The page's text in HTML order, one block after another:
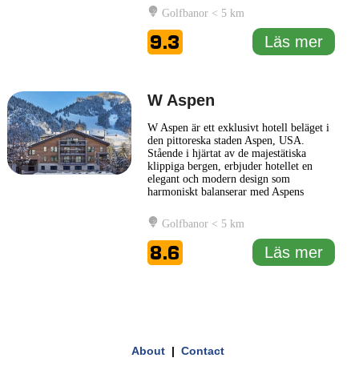
både vinter- och sommargäster. Hotellet
har en modern estetik där varma
naturliga toner och stora glaspartier
kombineras för att rama in den
storslagna
Golfbanor < 5 km
9.3 Läs mer
W Aspen
W Aspen är ett exklusivt hotell beläget i
den pittoreska staden Aspen, USA.
Stående i hjärtat av de majestätiska
klippiga bergen, erbjuder hotellet en
elegant och modern design som
harmoniskt balanserar med Aspens
gäster en unik upplevelse där stil möter
komfort. Hotellet är en del av den kända
W Hotels-kedjan och är inrett med
arkitektur och inredning som speglas...
Läs mer
Golfbanor < 5 km
8.6 Läs mer
About| Contact